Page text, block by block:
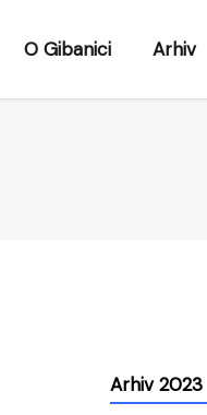
O Gibanici Arhiv
Arhiv 2023